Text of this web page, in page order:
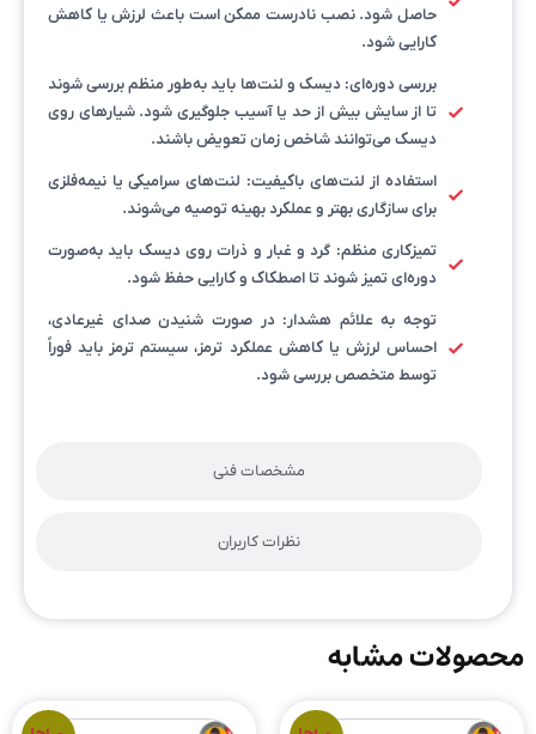
مشخصات فنی
نظرات کاربران
حاصل شود. نصب نادرست ممکن است باعث لرزش یا کاهش
کارایی شود.
بررسی دوره‌ای: دیسک و لنت‌ها باید به‌طور منظم بررسی شوند
تا از سایش بیش از حد یا آسیب جلوگیری شود. شیارهای روی
دیسک می‌توانند شاخص زمان تعویض باشند.
استفاده از لنت‌های باکیفیت: لنت‌های سرامیکی یا نیمه‌فلزی
برای سازگاری بهتر و عملکرد بهینه توصیه می‌شوند.
تمیزکاری منظم: گرد و غبار و ذرات روی دیسک باید به‌صورت
دوره‌ای تمیز شوند تا اصطکاک و کارایی حفظ شود.
توجه به علائم هشدار: در صورت شنیدن صدای غیرعادی،
احساس لرزش یا کاهش عملکرد ترمز، سیستم ترمز باید فوراً
توسط متخصص بررسی شود.
محصولات مشابه